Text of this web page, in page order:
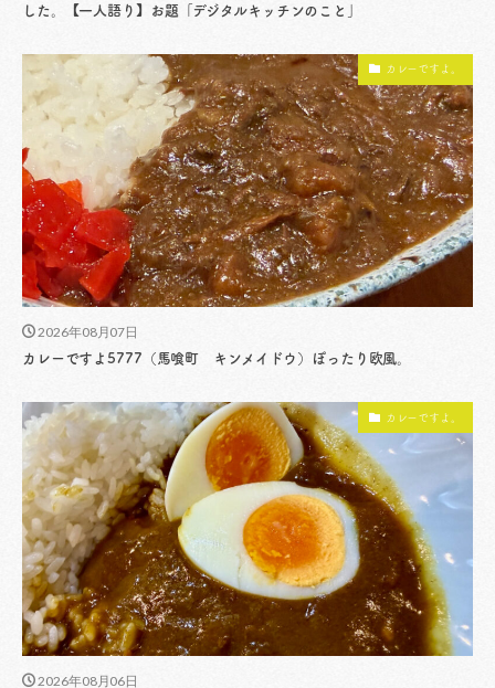
した。【一人語り】お題「デジタルキッチンのこと」
カレーですよ。
2026年08月07日
カレーですよ5777（馬喰町 キンメイドウ）ぽったり欧風。
カレーですよ。
2026年08月06日